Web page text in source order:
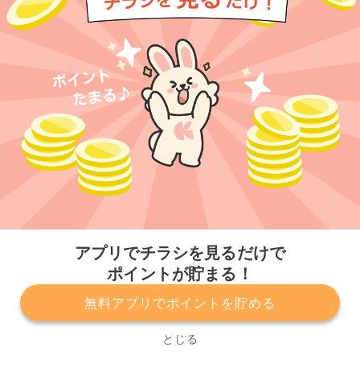
アプリでチラシを見るだけで
ポイントが貯まる！
無料アプリでポイントを貯める
とじる
プライバシーポリシー 利用規約
運営会社
サービスに関してのお問い合わせ